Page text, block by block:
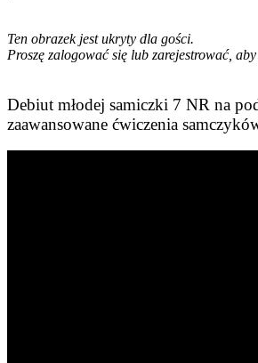
Ten obrazek jest ukryty dla gości.
Proszę zalogować się lub zarejestrować,
Debiut młodej samiczki 7 NR na
zaawansowane ćwiczenia